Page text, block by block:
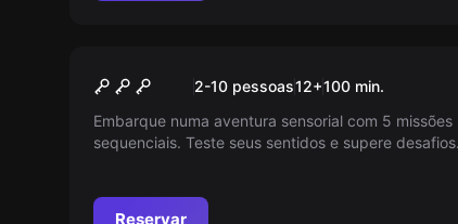
Challenge2-10 pessoas12+100 min.
Embarque numa aventura sensorial com 5 missões
sequenciais. Teste seus sentidos e supere desafios
Reservar